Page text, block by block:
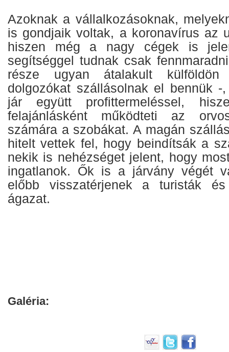
Azoknak a vállalkozásoknak,
is gondjaik voltak, a koronavírus az
hiszen még a nagy cégek is
segítséggel tudnak csak
része ugyan átalakult külföldön
dolgozókat szállásolnak el bennük -
jár együtt profittermeléssel,
felajánlásként működteti az
számára a szobákat. A magán
hitelt vettek fel, hogy beindítsák a
nekik is nehézséget jelent, hogy
ingatlanok. Ők is a járvány végét
előbb visszatérjenek a turisták
ágazat.
Galéria: